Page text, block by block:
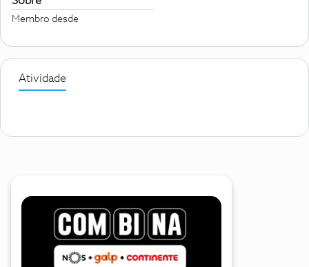
Membro desde
Atividade